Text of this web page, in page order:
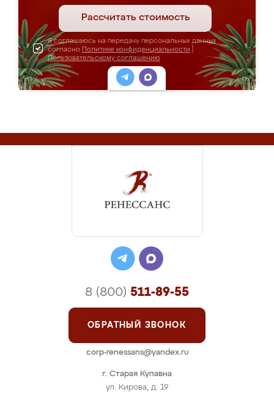
Рассчитать стоимость
Я соглашаюсь на передачу персональных данных
согласно Политике конфиденциальности
Пользовательскому соглашению
г. Старая Купавна
ул. Кирова, д. 19
8 (800) 511-89-55
ОБРАТНЫЙ ЗВОНОК
corp-renessans@yandex.ru